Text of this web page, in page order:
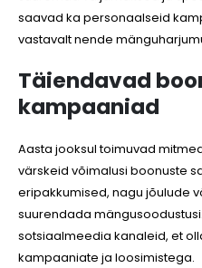
saavad ka personaalseid
vastavalt nende
Täiendavad
kampaaniad
Aasta jooksul toimuvad
värskeid võimalusi boonuste
eripakkumised, nagu jõulude
suurendada
sotsiaalmeedia kanaleid, et
kampaaniate ja loosimistega.